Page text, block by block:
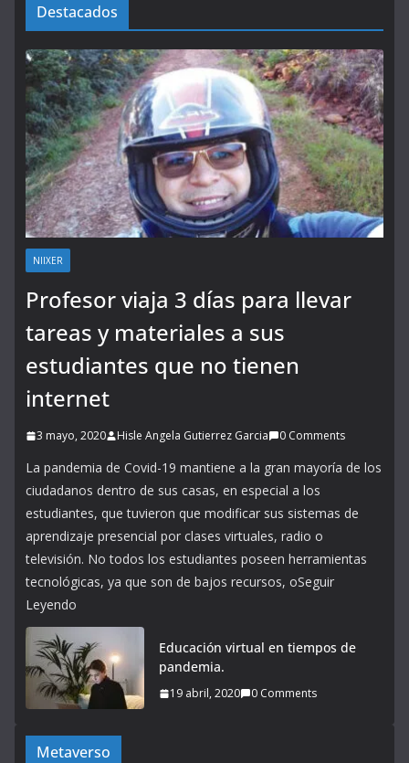
Destacados
NIIXER
Profesor viaja 3 días para llevar
tareas y materiales a sus
estudiantes que no tienen
internet
3 mayo, 2020 Hisle Angela Gutierrez Garcia 0 Comments
La pandemia de Covid-19 mantiene a la gran mayoría de los
ciudadanos dentro de sus casas, en especial a los
estudiantes, que tuvieron que modificar sus sistemas de
aprendizaje presencial por clases virtuales, radio o
televisión. No todos los estudiantes poseen herramientas
tecnológicas, ya que son de bajos recursos, oSeguir
Leyendo
Educación virtual en tiempos de
pandemia.
19 abril, 2020 0 Comments
Metaverso